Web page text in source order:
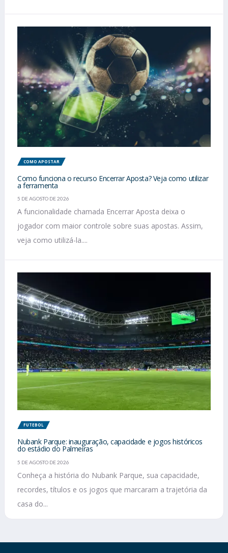
COMO APOSTAR
Como funciona o recurso Encerrar Aposta? Veja como utilizar
a ferramenta
5 DE AGOSTO DE 2026
A funcionalidade chamada Encerrar Aposta deixa o
jogador com maior controle sobre suas apostas. Assim,
veja como utilizá-la....
FUTEBOL
Nubank Parque: inauguração, capacidade e jogos históricos
do estádio do Palmeiras
5 DE AGOSTO DE 2026
Conheça a história do Nubank Parque, sua capacidade,
recordes, títulos e os jogos que marcaram a trajetória da
casa do...